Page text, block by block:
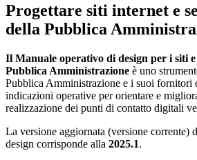
Progettare siti internet e
della Pubblica
Il Manuale operativo di design per i siti
Pubblica Amministrazione è uno
Pubblica Amministrazione e i suoi fornitori
indicazioni operative per orientare e
realizzazione dei punti di contatto digitali
La versione aggiornata (versione corrente)
design corrisponde alla 2025.1.